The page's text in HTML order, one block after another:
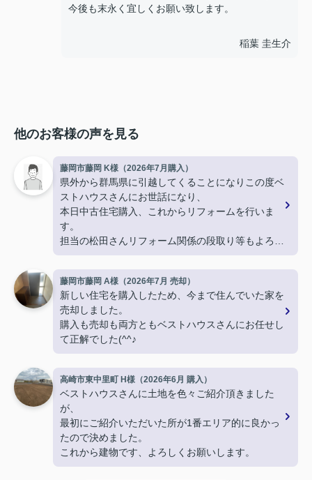
今後も末永く宜しくお願い致します。
稲葉 圭生介
他のお客様の声を見る
藤岡市藤岡 K様（2026年7月購入）
県外から群馬県に引越してくることになりこの度ベ
ストハウスさんにお世話になり、
本日中古住宅購入、これからリフォームを行いま
す。
担当の松田さんリフォーム関係の段取り等もよろし
藤岡市藤岡 A様（2026年7月 売却）
新しい住宅を購入したため、今まで住んでいた家を
売却しました。
購入も売却も両方ともベストハウスさんにお任せし
て正解でした(^^♪
高崎市東中里町 H様（2026年6月 購入）
ベストハウスさんに土地を色々ご紹介頂きました
が、
最初にご紹介いただいた所が1番エリア的に良かっ
たので決めました。
これから建物です、よろしくお願いします。